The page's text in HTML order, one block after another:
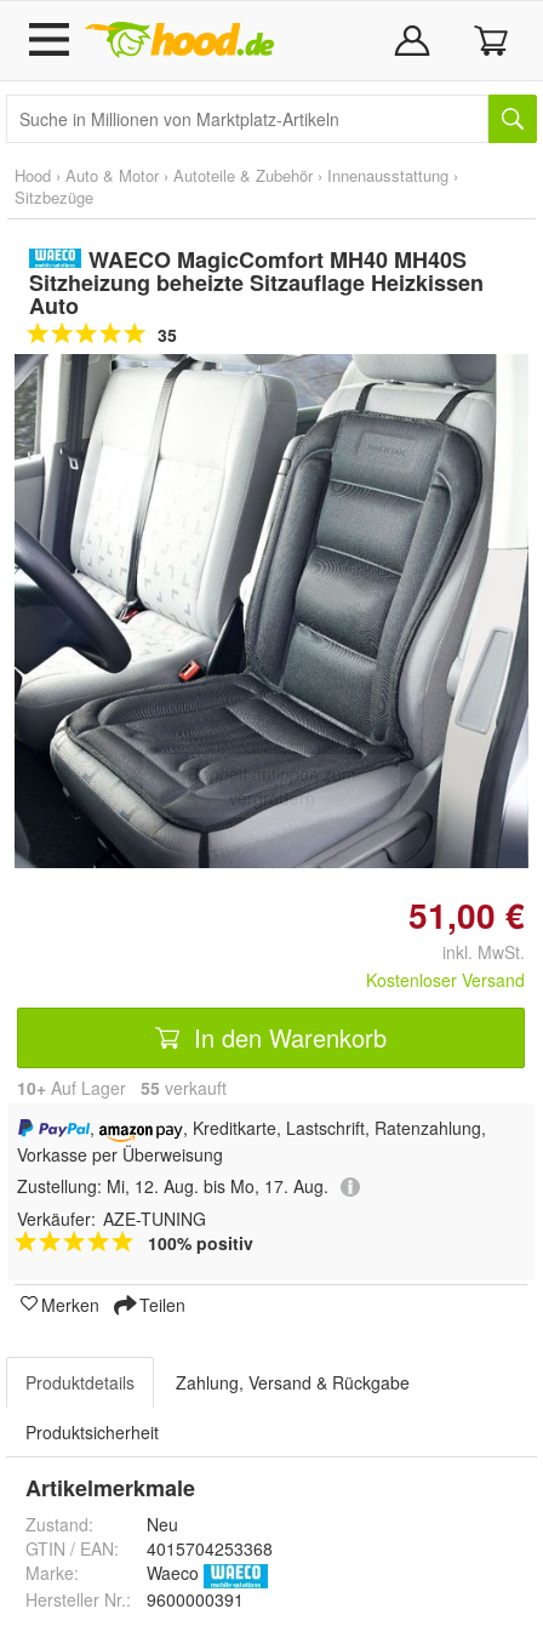
Hood › Auto & Motor › Autoteile & Zubehör › Innenausstattung ›
Sitzbezüge
WAECO MagicComfort MH40 MH40S
Sitzheizung beheizte Sitzauflage Heizkissen
Auto
35
Doppelt antippen zum
vergrößern
51,00 €
inkl. MwSt.
Kostenloser Versand
In den Warenkorb
10+ Auf Lager 55 verkauft
,
, Kreditkarte, Lastschrift, Ratenzahlung,
Vorkasse per Überweisung
Zustellung: Mi, 12. Aug. bis Mo, 17. Aug.
Verkäufer: AZE-TUNING
100% positiv
Merken Teilen
Produktdetails Zahlung, Versand & Rückgabe
Produktsicherheit
Artikelmerkmale
Zustand:
Neu
GTIN / EAN:
4015704253368
Marke:
Waeco
Hersteller Nr.:
9600000391